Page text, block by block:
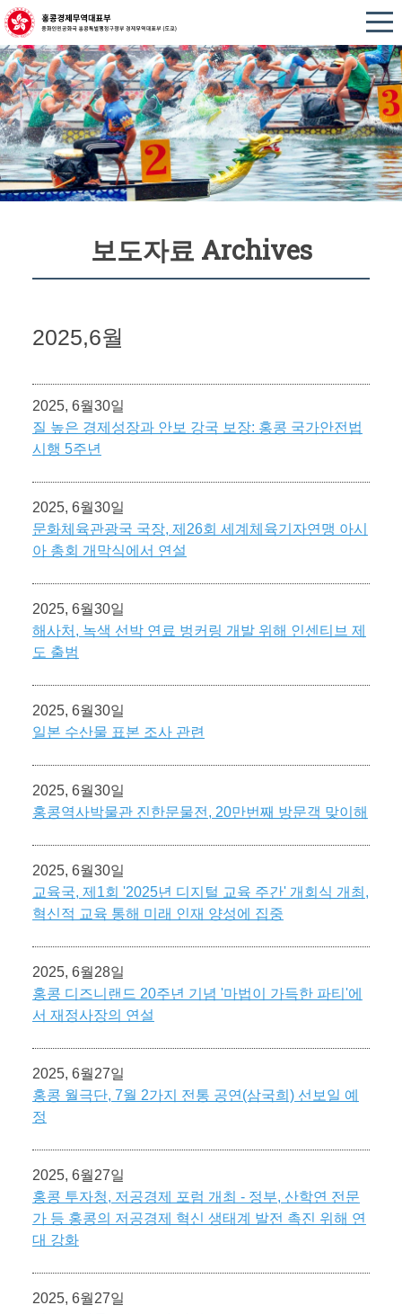
보도자료 Archives
2025,6월
2025, 6월30일
질 높은 경제성장과 안보 강국 보장: 홍콩 국가안전법
시행 5주년
2025, 6월30일
문화체육관광국 국장, 제26회 세계체육기자연맹 아시
아 총회 개막식에서 연설
2025, 6월30일
해사처, 녹색 선박 연료 벙커링 개발 위해 인센티브 제
도 출범
2025, 6월30일
일본 수산물 표본 조사 관련
2025, 6월30일
홍콩역사박물관 진한문물전, 20만번째 방문객 맞이해
2025, 6월30일
교육국, 제1회 '2025년 디지털 교육 주간' 개회식 개최,
혁신적 교육 통해 미래 인재 양성에 집중
2025, 6월28일
홍콩 디즈니랜드 20주년 기념 '마법이 가득한 파티'에
서 재정사장의 연설
2025, 6월27일
홍콩 월극단, 7월 2가지 전통 공연(삼국희) 선보일 예
정
2025, 6월27일
홍콩 투자청, 저공경제 포럼 개최 - 정부, 산학연 전문
가 등 홍콩의 저공경제 혁신 생태계 발전 촉진 위해 연
대 강화
2025, 6월27일